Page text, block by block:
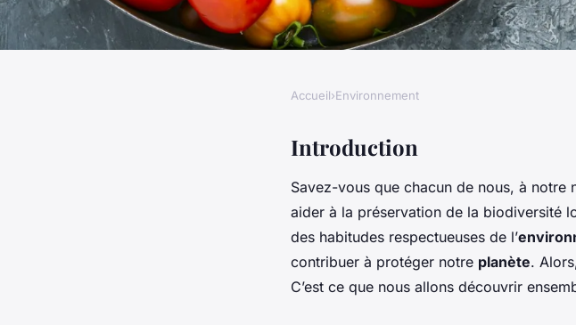
Quels sont les gestes simples
préserver la biodiversité
Accueil›Environnement
Introduction
Savez-vous que chacun de nous, à
aider à la préservation de la biodiversité
des habitudes respectueuses de l’
contribuer à protéger notre planète.
C’est ce que nous allons découvrir